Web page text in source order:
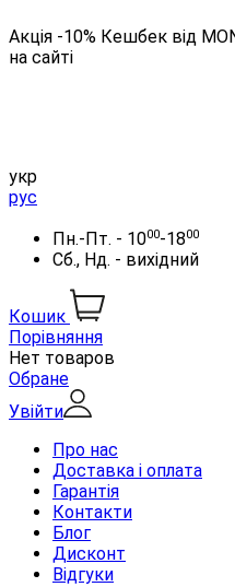
Акція -10% Кешбек від
на сайті
укр
рус
Пн.-Пт. - 1000-1800
Сб., Нд. - вихідний
Кошик
Порівняння
Нет товаров
Обране
Увійти
Про нас
Доставка і оплата
Гарантія
Контакти
Блог
Дисконт
Відгуки